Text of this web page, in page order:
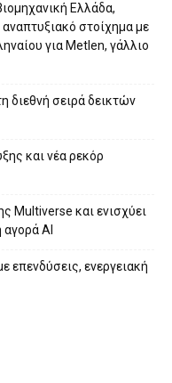
Ελλάδα,
στοίχημα με
για Metlen, γάλλιο
διεθνή σειρά δεικτών
και νέα ρεκόρ
Multiverse και ενισχύει
ΑΙ
επενδύσεις, ενεργειακή